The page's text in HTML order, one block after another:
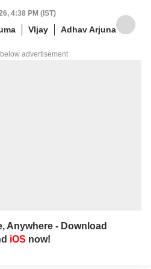
joined Journalism with utmost
She has been working in Tamil
the past 11 years. Her areas of
4:38 PM (IST)
VIjay Adhav Arjuna
advertisement
Anywhere - Download
iOS now!